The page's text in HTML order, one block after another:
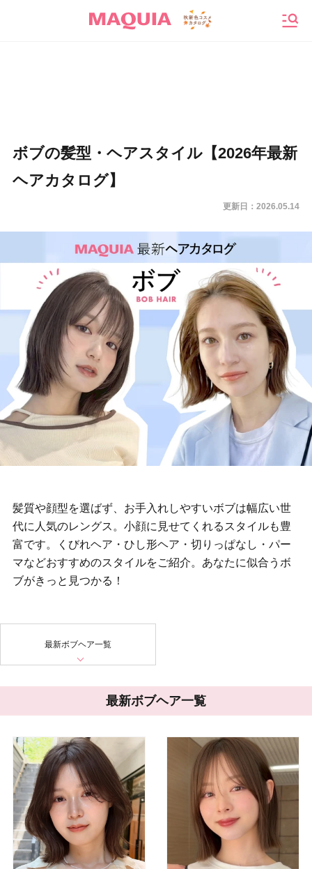
ボブの髪型・ヘアスタイル【2026年最新
ヘアカタログ】
更新日： 2026.05.14
髪質や顔型を選ばず、お手入れしやすいボブは幅広い世
代に人気のレングス。小顔に見せてくれるスタイルも豊
富です。くびれヘア・ひし形ヘア・切りっぱなし・パー
マなどおすすめのスタイルをご紹介。あなたに似合うボ
ブがきっと見つかる！
最新ボブヘア一覧
最新ボブヘア一覧